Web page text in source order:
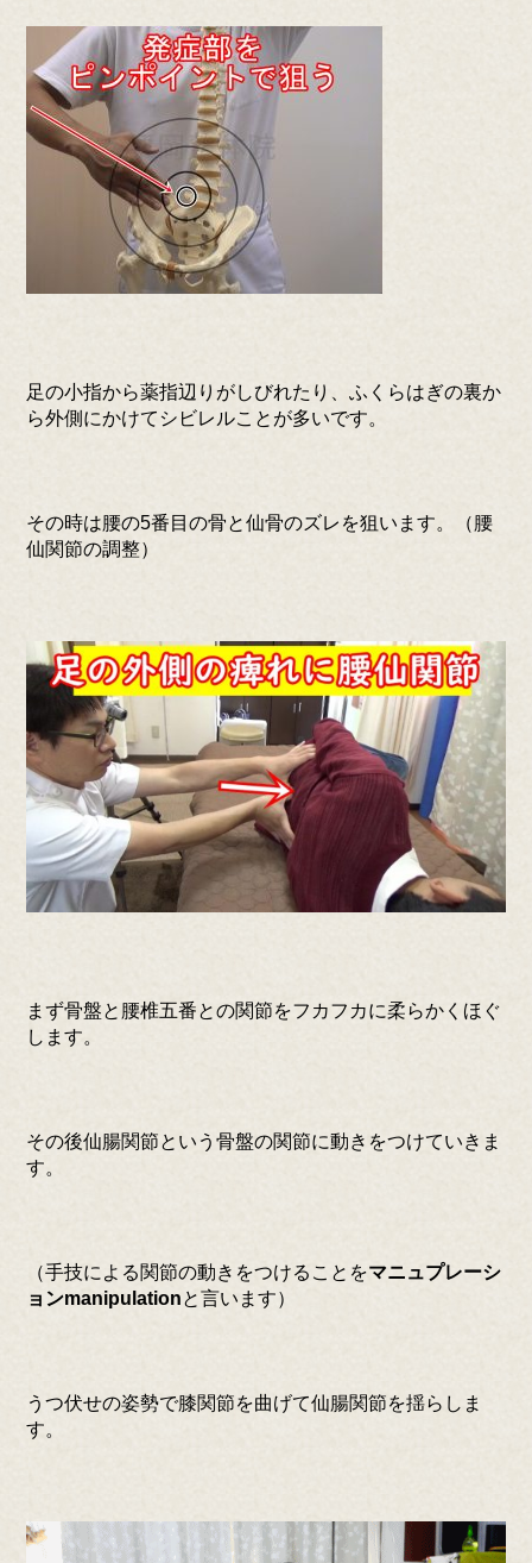
足の小指から薬指辺りがしびれたり、ふくらはぎの裏か
ら外側にかけてシビレルことが多いです。
その時は腰の5番目の骨と仙骨のズレを狙います。（腰
仙関節の調整）
まず骨盤と腰椎五番との関節をフカフカに柔らかくほぐ
します。
その後仙腸関節という骨盤の関節に動きをつけていきま
す。
（手技による関節の動きをつけることをマニュプレーシ
ョンmanipulationと言います）
うつ伏せの姿勢で膝関節を曲げて仙腸関節を揺らしま
す。